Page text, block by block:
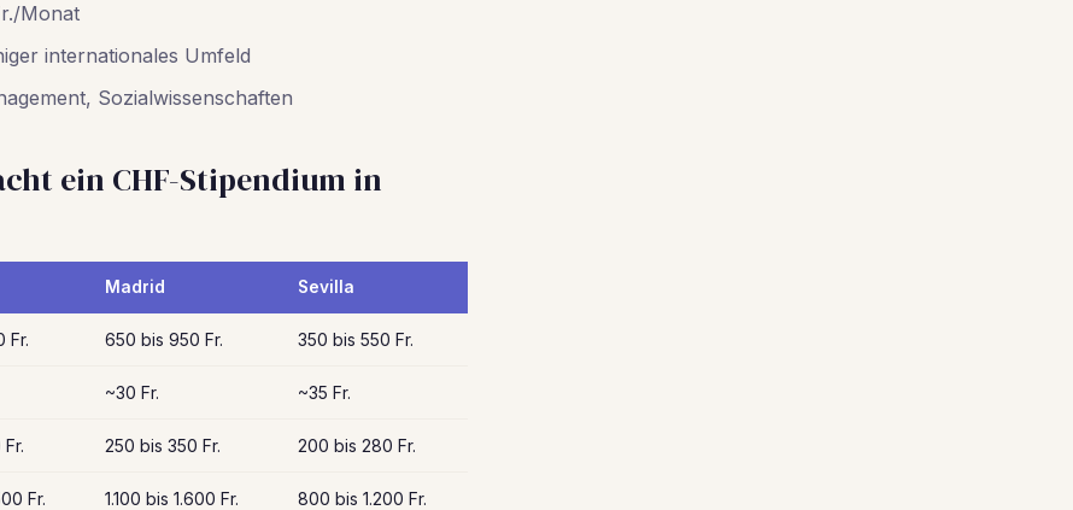
Monat
internationales Umfeld
Sozialwissenschaften
ein CHF-Stipendium in
Madrid Sevilla
Fr. 650 bis 950 Fr. 350 bis 550 Fr.
~30 Fr. ~35 Fr.
250 bis 350 Fr. 200 bis 280 Fr.
Fr. 1.100 bis 1.600 Fr. 800 bis 1.200 Fr.